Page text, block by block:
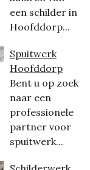
een schilder in
Hoofddorp...
Spuitwerk
Hoofddorp
Bent u op zoek
naar een
professionele
partner voor
spuitwerk...